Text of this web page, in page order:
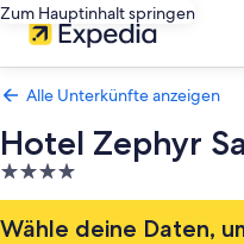
Zum Hauptinhalt springen
Alle Unterkünfte anzeigen
Hotel Zephyr
4.0-
Sterne-
Unterkunft
Wähle deine Daten,